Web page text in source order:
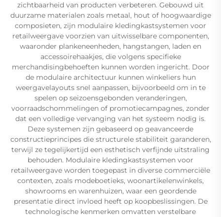
zichtbaarheid van producten verbeteren. Gebouwd uit
duurzame materialen zoals metaal, hout of hoogwaardige
composieten, zijn modulaire kledingkastsystemen voor
retailweergave voorzien van uitwisselbare componenten,
waaronder plankeneenheden, hangstangen, laden en
accessoirehaakjes, die volgens specifieke
merchandisingbehoeften kunnen worden ingericht. Door
de modulaire architectuur kunnen winkeliers hun
weergavelayouts snel aanpassen, bijvoorbeeld om in te
spelen op seizoensgebonden veranderingen,
voorraadschommelingen of promotiecampagnes, zonder
dat een volledige vervanging van het systeem nodig is.
Deze systemen zijn gebaseerd op geavanceerde
constructieprincipes die structurele stabiliteit garanderen,
terwijl ze tegelijkertijd een esthetisch verfijnde uitstraling
behouden. Modulaire kledingkastsystemen voor
retailweergave worden toegepast in diverse commerciële
contexten, zoals modeboetieks, woonartikelenwinkels,
showrooms en warenhuizen, waar een geordende
presentatie direct invloed heeft op koopbeslissingen. De
technologische kenmerken omvatten verstelbare